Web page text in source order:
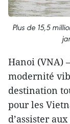
Plus de 15,5
Hanoi (VNA)
modernité
destination
pour les
d’assister